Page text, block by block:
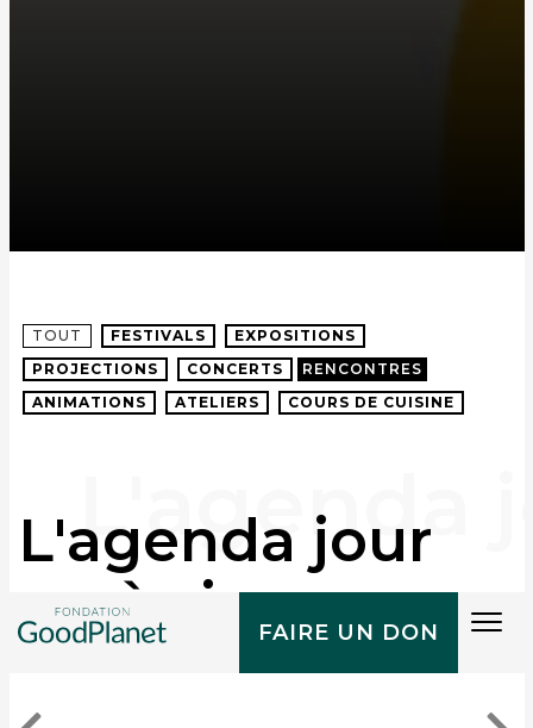
FAIRE UN DON
TOUT FESTIVALS
EXPOSITIONS
PROJECTIONS
CONCERTS
RENCONTRES
ANIMATIONS
ATELIERS COURS DE CUISINE
L'agenda jour
après jour